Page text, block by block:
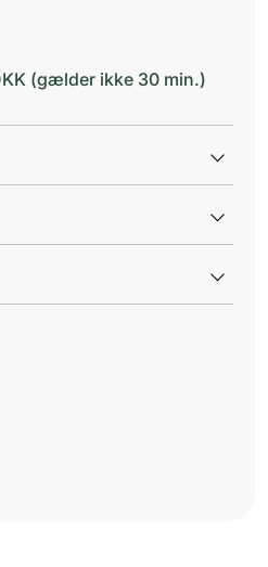
(gælder ikke 30 min.)